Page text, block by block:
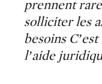
prennent
solliciter les
besoins
l’aide